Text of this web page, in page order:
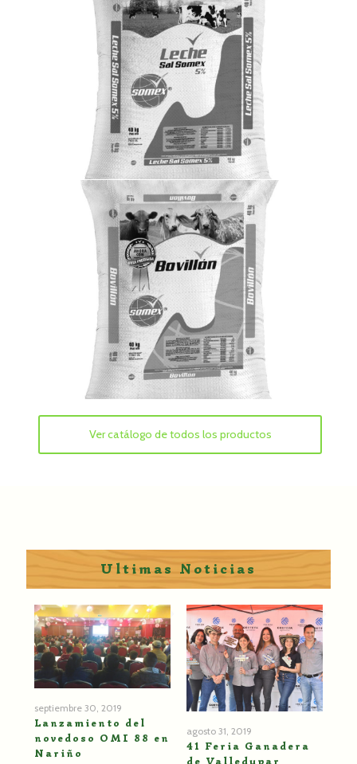
Ver catálogo de todos los productos
Ultimas Noticias
septiembre 30, 2019
Lanzamiento del
novedoso OMI 88 en
Nariño
agosto 31, 2019
41 Feria Ganadera
de Valledupar